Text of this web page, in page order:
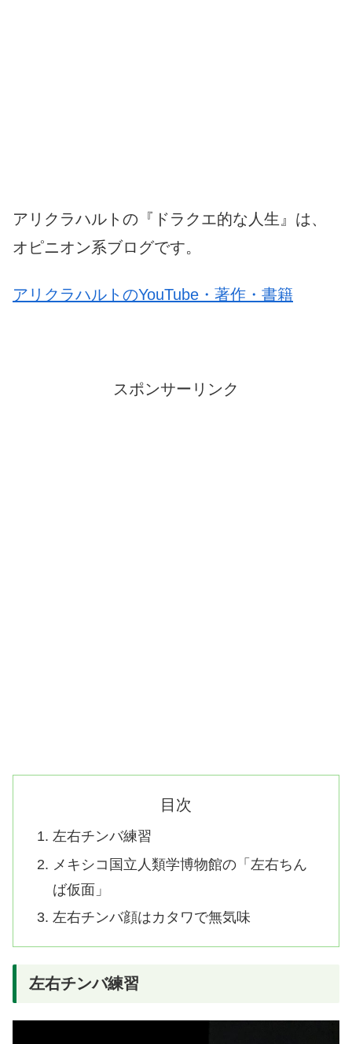
アリクラハルトの『ドラクエ的な人生』は、
オピニオン系ブログです。
アリクラハルトのYouTube・著作・書籍
スポンサーリンク
目次
左右チンバ練習
メキシコ国立人類学博物館の「左右ちん
ば仮面」
左右チンバ顔はカタワで無気味
左右チンバ練習